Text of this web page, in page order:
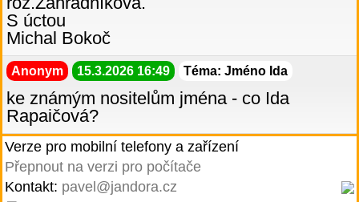
S úctou
Michal Bokoč
Anonym 15.3.2026 16:49 Téma: Jméno Ida
ke známým nositelům jména - co Ida
Rapaičová?
Verze pro mobilní telefony a zařízení
Přepnout na verzi pro počítače
Kontakt: pavel@jandora.cz